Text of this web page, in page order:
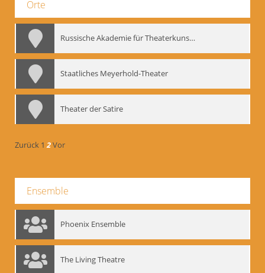
Orte
Russische Akademie für Theaterkunst – GITIS
Staatliches Meyerhold-Theater
Theater der Satire
Zurück 1 2Vor
Ensemble
Phoenix Ensemble
The Living Theatre